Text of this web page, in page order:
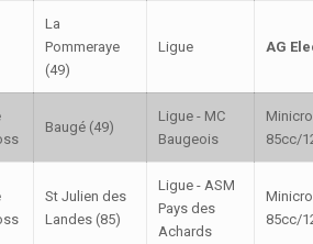
La
Pommeraye
(49)
Ligue AG
Baugé (49)
Ligue - MC
Baugeois
85cc/
St Julien des
Landes (85)
Ligue - ASM
Pays des
Achards
85cc/